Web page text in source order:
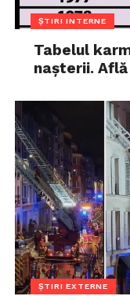
ȘTIRI INTERNE
Tabelul
nașterii.
ȘTIRI EXTERNE